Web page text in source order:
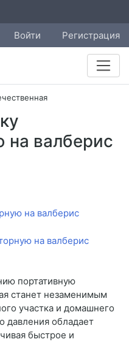
Войти Регистрация
на валберис
на валберис
портативную
станет незаменимым
участка и домашнего
давления обладает
быстрое и